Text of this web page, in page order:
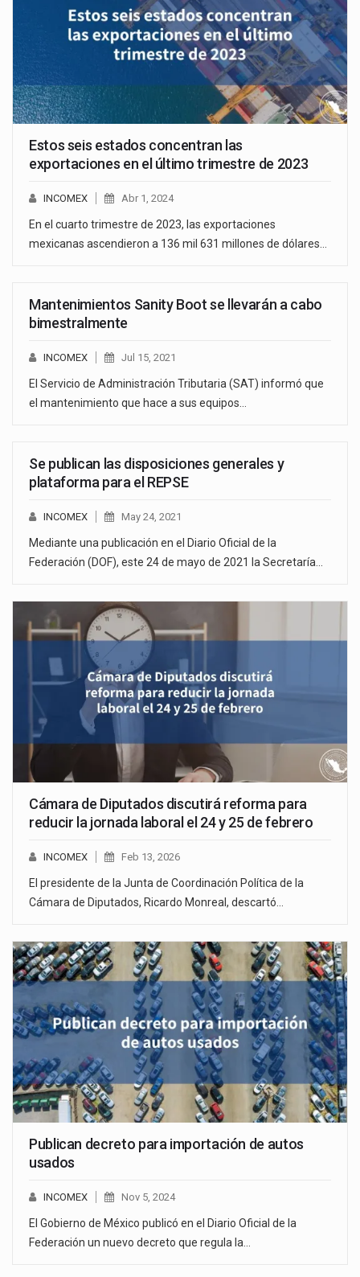
Estos seis estados concentran las
exportaciones en el último trimestre de 2023
INCOMEX Abr 1, 2024
En el cuarto trimestre de 2023, las exportaciones
mexicanas ascendieron a 136 mil 631 millones de dólares…
Mantenimientos Sanity Boot se llevarán a cabo
bimestralmente
INCOMEX Jul 15, 2021
El Servicio de Administración Tributaria (SAT) informó que
el mantenimiento que hace a sus equipos…
Se publican las disposiciones generales y
plataforma para el REPSE
INCOMEX May 24, 2021
Mediante una publicación en el Diario Oficial de la
Federación (DOF), este 24 de mayo de 2021 la Secretaría…
Cámara de Diputados discutirá reforma para
reducir la jornada laboral el 24 y 25 de febrero
INCOMEX Feb 13, 2026
El presidente de la Junta de Coordinación Política de la
Cámara de Diputados, Ricardo Monreal, descartó…
Publican decreto para importación de autos
usados
INCOMEX Nov 5, 2024
El Gobierno de México publicó en el Diario Oficial de la
Federación un nuevo decreto que regula la…